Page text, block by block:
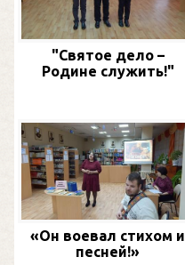
"Святое дело –
Родине служить!"
«Он воевал стихом и
песней!»